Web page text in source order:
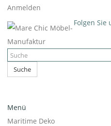
Anmelden
Folgen Sie
Suche
Menü
Maritime Deko